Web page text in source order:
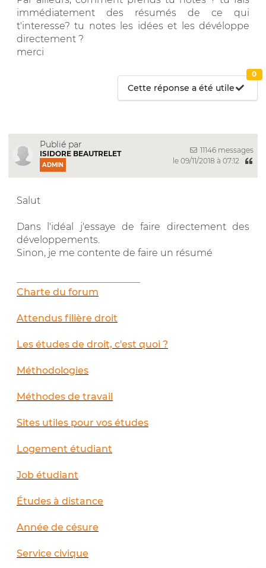
immédiatement des résumés de ce qui
t'interesse? tu notes les idées et les dévéloppe
directement ?
merci
Cette réponse a été utile
0
Publié par
ISIDORE BEAUTRELET
ADMIN
11146 messages
le 09/11/2018 à 07:12
Salut
Dans l'idéal j'essaye de faire directement des
développements.
Sinon, je me contente de faire un résumé
Charte du forum
Attendus filière droit
Les études de droit, c'est quoi ?
Méthodologies
Méthodes de travail
Sites utiles pour vos études
Logement étudiant
Job étudiant
Études à distance
Année de césure
Service civique